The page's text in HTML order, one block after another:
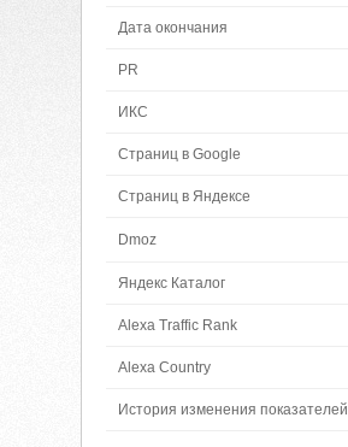
Дата окончания
PR
ИКС
Страниц в Google
Страниц в Яндексе
Dmoz
Яндекс Каталог
Alexa Traffic Rank
Alexa Country
История изменения показателей